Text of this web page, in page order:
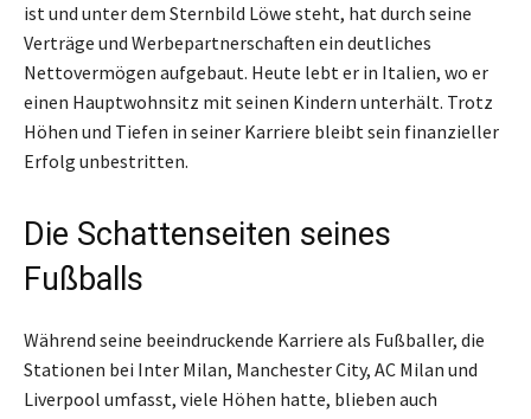
ist und unter dem Sternbild Löwe steht, hat durch seine
Verträge und Werbepartnerschaften ein deutliches
Nettovermögen aufgebaut. Heute lebt er in Italien, wo er
einen Hauptwohnsitz mit seinen Kindern unterhält. Trotz
Höhen und Tiefen in seiner Karriere bleibt sein finanzieller
Erfolg unbestritten.
Die Schattenseiten seines
Fußballs
Während seine beeindruckende Karriere als Fußballer, die
Stationen bei Inter Milan, Manchester City, AC Milan und
Liverpool umfasst, viele Höhen hatte, blieben auch